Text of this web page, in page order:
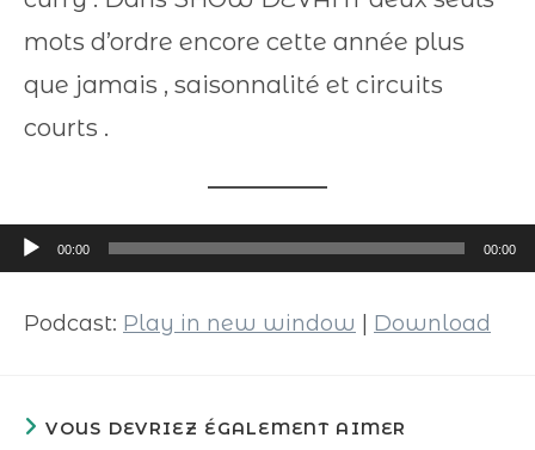
mots d’ordre encore cette année plus
que jamais , saisonnalité et circuits
courts .
Lecteur
audio
00:00 00:00
Podcast: Play in new window Download
VOUS DEVRIEZ ÉGALEMENT AIMER